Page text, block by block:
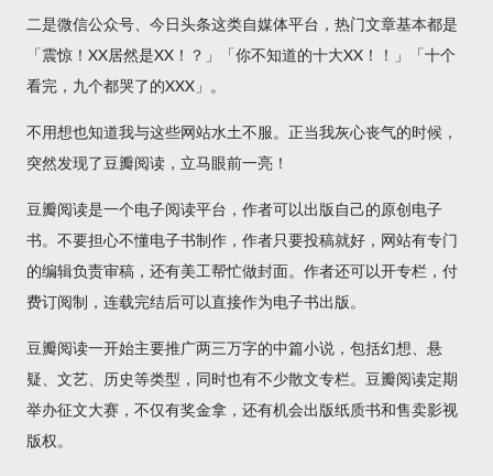
二是微信公众号、今日头条这类自媒体平台，热门文章基本都是
「震惊！XX居然是XX！？」「你不知道的十大XX！！」「十个
看完，九个都哭了的XXX」。
不用想也知道我与这些网站水土不服。正当我灰心丧气的时候，
突然发现了豆瓣阅读，立马眼前一亮！
豆瓣阅读是一个电子阅读平台，作者可以出版自己的原创电子
书。不要担心不懂电子书制作，作者只要投稿就好，网站有专门
的编辑负责审稿，还有美工帮忙做封面。作者还可以开专栏，付
费订阅制，连载完结后可以直接作为电子书出版。
豆瓣阅读一开始主要推广两三万字的中篇小说，包括幻想、悬
疑、文艺、历史等类型，同时也有不少散文专栏。豆瓣阅读定期
举办征文大赛，不仅有奖金拿，还有机会出版纸质书和售卖影视
版权。